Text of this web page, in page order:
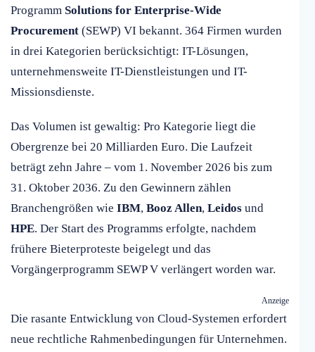
Programm Solutions for Enterprise-Wide
Procurement (SEWP) VI bekannt. 364 Firmen wurden
in drei Kategorien berücksichtigt: IT-Lösungen,
unternehmensweite IT-Dienstleistungen und IT-
Missionsdienste.
Das Volumen ist gewaltig: Pro Kategorie liegt die
Obergrenze bei 20 Milliarden Euro. Die Laufzeit
beträgt zehn Jahre – vom 1. November 2026 bis zum
31. Oktober 2036. Zu den Gewinnern zählen
Branchengrößen wie IBM, Booz Allen, Leidos und
HPE. Der Start des Programms erfolgte, nachdem
frühere Bieterproteste beigelegt und das
Vorgängerprogramm SEWP V verlängert worden war.
Anzeige
Die rasante Entwicklung von Cloud-Systemen erfordert
neue rechtliche Rahmenbedingungen für Unternehmen.